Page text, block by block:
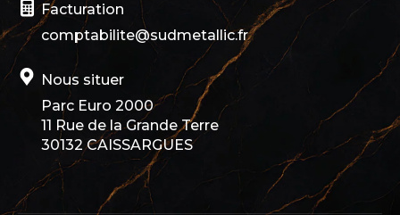
Facturation
comptabilite@sudmetallic.fr
Nous situer
Parc Euro 2000
11 Rue de la Grande Terre
30132 CAISSARGUES